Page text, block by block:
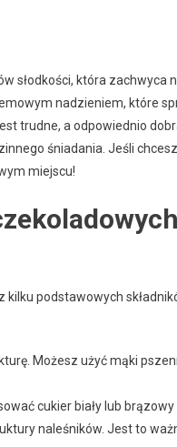
słodkości, która zachwyca
nadzieniem, które
trudne, a odpowiednio
śniadania. Jeśli
miejscu!
kilku podstawowych
Możesz użyć mąki
cukier biały lub
naleśników. Jest to